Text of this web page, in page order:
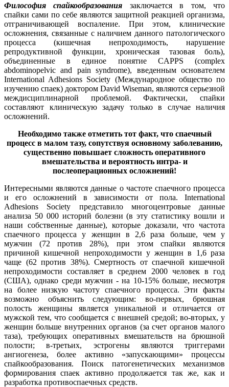
Философия спайкообразования заключается в том, что
спайки сами по себе являются защитной реакцией организма,
отграничивающей воспаление. При этом, клинические
осложнения, связанные с наличием данного патологического
процесса (кишечная непроходимость, нарушение
репродуктивной функции, хроническая тазовая боль),
объединенные в единое понятие CAPPS (complex
abdominopelvic and pain syndrome), введенным основателем
International Adhesions Society (Международное общество по
изучению спаек) доктором David Wiseman, являются серьезной
междисциплинарной проблемой. Фактически, спайки
составляют клиническую задачу только в случае наличия
осложнений.
Необходимо также отметить тот факт, что спаечный
процесс в малом тазу, сопутствуя основному заболеванию,
существенно повышает сложность оперативного
вмешательства и вероятность интра- и
послеоперационных осложнений!
Интересными являются данные о частоте спаечного процесса
и его осложнений в зависимости от пола. International
Adhesions Society представило многоцентровые данные
анализа 50 000 историй болезни (в эту статистику вошли и
наши собственные данные), которые доказали, что частота
спаечного процесса у женщин в 2,6 раза больше, чем у
мужчин (72 против 28%), при этом спайки являются
причиной кишечной непроходимости у женщин в 1,6 раза
чаще (62 против 38%). Смертность от спаечной кишечной
непроходимости составляет в среднем 2000 человек в год
(США), однако среди мужчин - на 10-15% больше, несмотря
на более низкую частоту спаечного процесса. Эти факты
возможно объяснить следующим: во-первых, брюшная
полость женщины является уникальной и отличается от
мужской тем, что сообщается с внешней средой; во-вторых, у
женщин больше внутренних органов (за счет органов малого
таза), требующих оперативных вмешательств на брюшной
полости; в-третьих, эстрогены являются триггерами
ангиогенеза, более активно «запускающими» процессы
спайкообразования. Поиск патогенетических механизмов
формирования спаек активно продолжается так же, как и
разработка противоспаечных средств.